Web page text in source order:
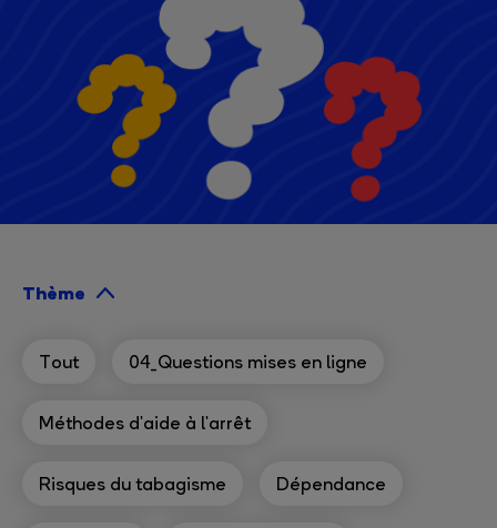
Thème
Tout 04_Questions mises en ligne
Méthodes d'aide à l'arrêt
Risques du tabagisme Dépendance